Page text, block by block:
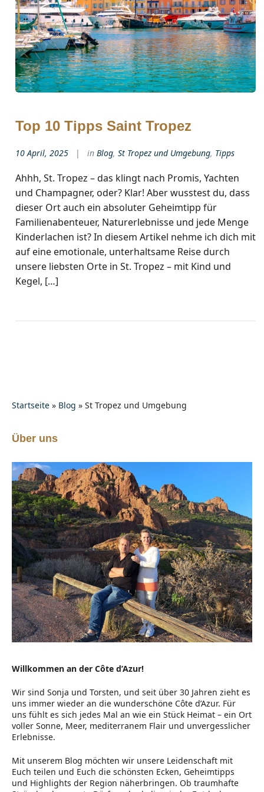
Top 10 Tipps Saint Tropez
10 April, 2025 inBlog,St Tropez und Umgebung, Tipps
Ahhh, St. Tropez – das klingt nach Promis, Yachten
und Champagner, oder? Klar! Aber wusstest du, dass
dieser Ort auch ein absoluter Geheimtipp für
Familienabenteuer, Naturerlebnisse und jede Menge
Kinderlachen ist? In diesem Artikel nehme ich dich mit
auf eine emotionale, unterhaltsame Reise durch
unsere liebsten Orte in St. Tropez – mit Kind und
Kegel, […]
Startseite » Blog » St Tropez und Umgebung
Über uns
Willkommen an der Côte d’Azur!
Wir sind Sonja und Torsten, und seit über 30 Jahren zieht es
uns immer wieder an die wunderschöne Côte d’Azur. Für
uns fühlt es sich jedes Mal an wie ein Stück Heimat – ein Ort
voller Sonne, Meer, mediterranem Flair und unvergesslicher
Erlebnisse.
Mit unserem Blog möchten wir unsere Leidenschaft mit
Euch teilen und Euch die schönsten Ecken, Geheimtipps
und Highlights der Region näherbringen. Ob traumhafte